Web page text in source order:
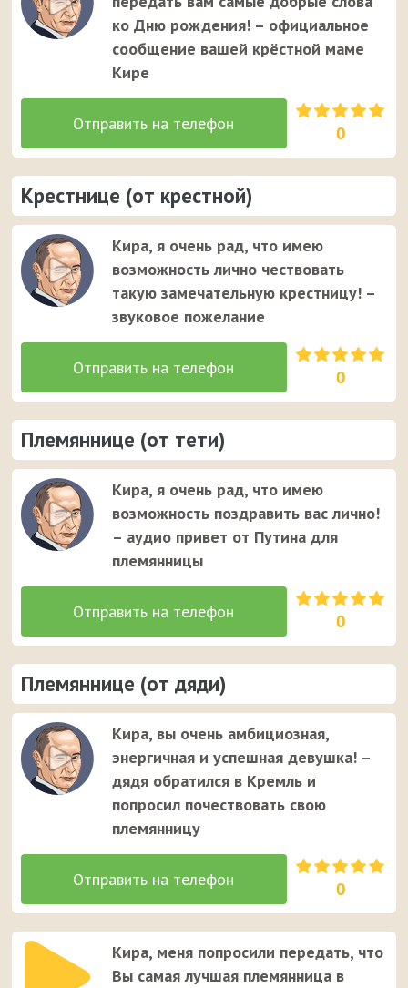
ко Дню рождения! – официальное
сообщение вашей крёстной маме
Кире
0
Крестнице (от крестной)
Кира, я очень рад, что имею
возможность лично чествовать
такую замечательную крестницу! –
звуковое пожелание
0
Племяннице (от тети)
Кира, я очень рад, что имею
возможность поздравить вас лично!
– аудио привет от Путина для
племянницы
0
Племяннице (от дяди)
Кира, вы очень амбициозная,
энергичная и успешная девушка! –
дядя обратился в Кремль и
попросил почествовать свою
племянницу
0
Кира, меня попросили передать, что
Вы самая лучшая племянница в